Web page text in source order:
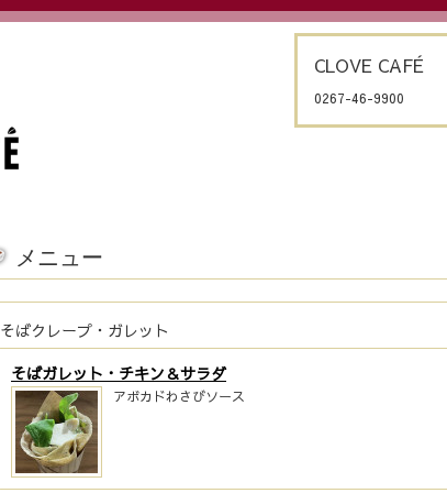
CLOVE CAFÉ
0267-46-9900
メニュー
そばクレープ・ガレット
そばガレット・チキン＆サラダ
アボカドわさびソース